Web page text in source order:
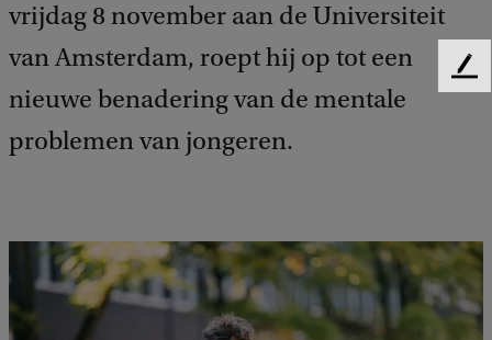
vrijdag 8 november aan de Universiteit
van Amsterdam, roept hij op tot een
nieuwe benadering van de mentale
problemen van jongeren.
F
k